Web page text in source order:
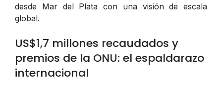
desde Mar del Plata con una visión de escala
global.
US$1,7 millones recaudados y
premios de la ONU: el espaldarazo
internacional